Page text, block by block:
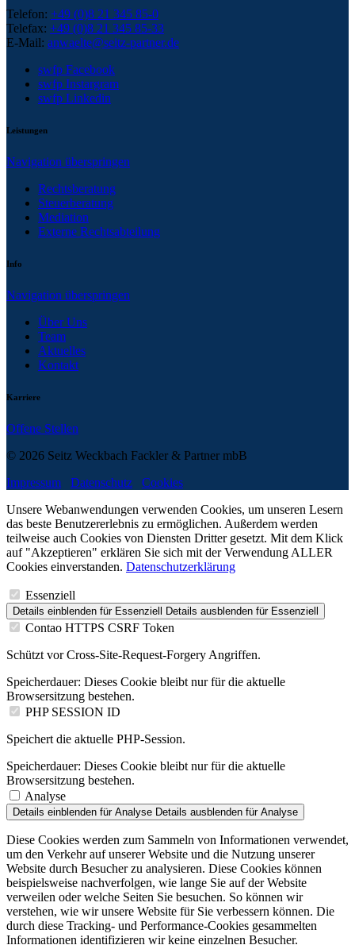
Telefon: +49 (0)8 21 345 85-0
Telefax: +49 (0)8 21 345 85-33
E-Mail: anwaelte@seitz-partner.de
swfp Facebook
swfp Instargram
swfp Linkedin
Leistungen
Navigation überspringen
Rechtsberatung
Steuerberatung
Mediation
Externe Rechtsabteilung
Info
Navigation überspringen
Über Uns
Team
Aktuelles
Kontakt
Karriere
Offene Stellen
© 2026 Seitz Weckbach Fackler & Partner mbB
Impressum
Datenschutz
Cookies
Unsere Webanwendungen verwenden Cookies, um unseren Lesern
das beste Benutzererlebnis zu ermöglichen. Außerdem werden
teilweise auch Cookies von Diensten Dritter gesetzt. Mit dem Klick
auf "Akzeptieren" erklären Sie sich mit der Verwendung ALLER
Cookies einverstanden. Datenschutzerklärung
Essenziell
Details einblenden für Essenziell Details ausblenden für Essenziell
Contao HTTPS CSRF Token
Schützt vor Cross-Site-Request-Forgery Angriffen.
Speicherdauer: Dieses Cookie bleibt nur für die aktuelle
Browsersitzung bestehen.
PHP SESSION ID
Speichert die aktuelle PHP-Session.
Speicherdauer: Dieses Cookie bleibt nur für die aktuelle
Browsersitzung bestehen.
Analyse
Details einblenden für Analyse Details ausblenden für Analyse
Diese Cookies werden zum Sammeln von Informationen verwendet,
um den Verkehr auf unserer Website und die Nutzung unserer
Website durch Besucher zu analysieren. Diese Cookies können
beispielsweise nachverfolgen, wie lange Sie auf der Website
verweilen oder welche Seiten Sie besuchen. So können wir
verstehen, wie wir unsere Website für Sie verbessern können. Die
durch diese Tracking- und Performance-Cookies gesammelten
Informationen identifizieren wir keine einzelnen Besucher.